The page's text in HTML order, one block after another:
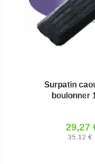
Surpatin
boulonner
29,27
35,12 €